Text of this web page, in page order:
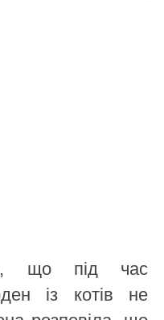
що під час
із котів не